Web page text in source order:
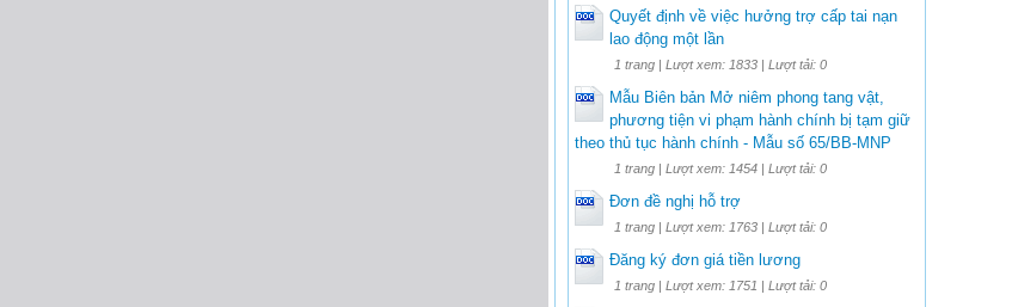
Quyết định về việc hưởng trợ cấp tai nạn
lao động một lần
1 trang | Lượt xem: 1833 | Lượt tải: 0
Mẫu Biên bản Mở niêm phong tang vật,
phương tiện vi phạm hành chính bị tạm giữ
theo thủ tục hành chính - Mẫu số 65/BB-MNP
1 trang | Lượt xem: 1454 | Lượt tải: 0
Đơn đề nghị hỗ trợ
1 trang | Lượt xem: 1763 | Lượt tải: 0
Đăng ký đơn giá tiền lương
1 trang | Lượt xem: 1751 | Lượt tải: 0